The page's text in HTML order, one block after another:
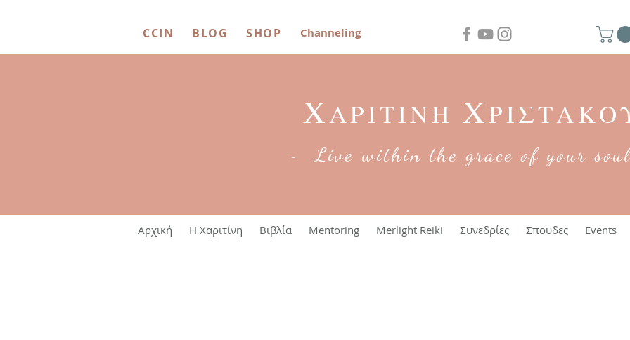
CCIN BLOG SHOP Channeling
ΧΑΡΙΤΙΝΗ Χ
~ Live within the grace of your
Αρχική Η Χαριτίνη Βιβλία Mentoring Merlight Reiki Συνεδρίες Σπουδες Events